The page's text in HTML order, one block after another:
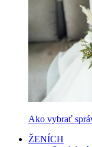
Ako vybrať
ŽENÍCH